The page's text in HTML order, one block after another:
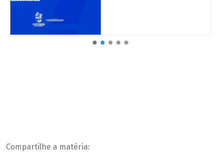
Compartilhe a matéria: